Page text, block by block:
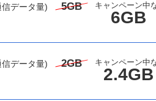
データ量) 5GB キャンペーン中
6GB
データ量) 2GB キャンペーン中
2.4GB